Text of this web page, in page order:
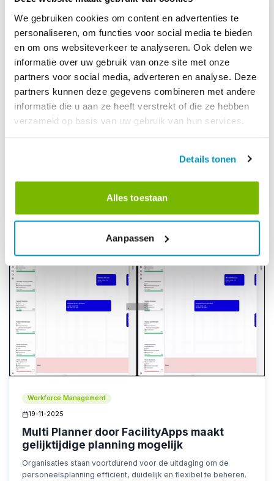
We gebruiken cookies om content en advertenties te
personaliseren, om functies voor social media te bieden
en om ons websiteverkeer te analyseren. Ook delen we
informatie over uw gebruik van onze site met onze
partners voor social media, adverteren en analyse. Deze
partners kunnen deze gegevens combineren met andere
informatie die u aan ze heeft verstrekt of die ze hebben
verzameld op basis van uw gebruik van hun services.
Details tonen
Alles toestaan
Aanpassen
Workforce Management
9-2-2026
Van gegevens naar beslissingen:
FacilityApps BI-module nu beschikbaar
met AI-ondersteuning
voor managementvergaderingen, klantgesprekken of interne
Workforce Management
19-11-2025
Multi Planner door FacilityApps maakt
gelijktijdige planning mogelijk
Organisaties staan voortdurend voor de uitdaging om de
personeelsplanning efficiënt, duidelijk en flexibel te beheren.